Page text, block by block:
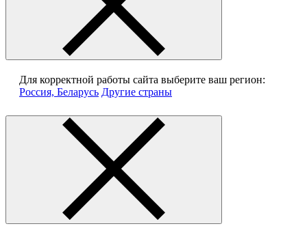
Для корректной работы сайта выберите ваш регион:
Россия, Беларусь Другие страны